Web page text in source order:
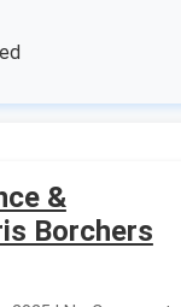
&
Borchers